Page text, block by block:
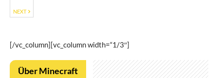
NEXT
[/vc_column][vc_column width=“1/3″]
Über Minecraft